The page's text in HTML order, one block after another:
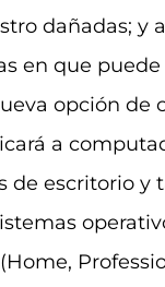
dañadas; y
en que
opción de
a
de escritorio y